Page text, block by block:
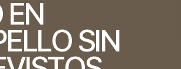
EN
ELLO SIN